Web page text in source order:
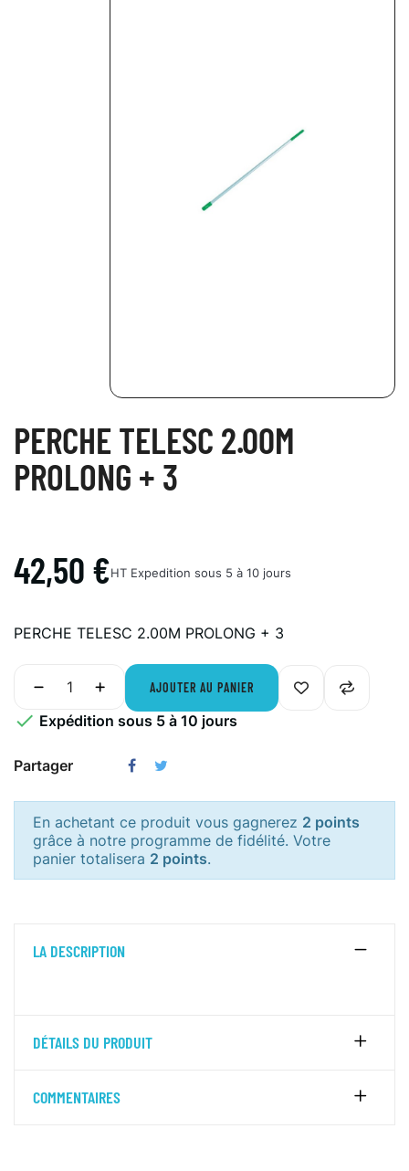
PERCHE TELESC 2.00M
PROLONG + 3
42,50 €HT Expedition sous 5 à 10 jours
PERCHE TELESC 2.00M PROLONG + 3
AJOUTER AU PANIER
 Expédition sous 5 à 10 jours
Partager
En achetant ce produit vous gagnerez 2 points
grâce à notre programme de fidélité. Votre
panier totalisera 2 points.
LA DESCRIPTION
DÉTAILS DU PRODUIT
COMMENTAIRES